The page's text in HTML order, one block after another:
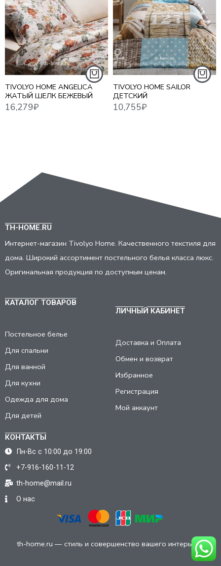
TIVOLYO HOME ANGELICA
ЖАТЫЙ ШЕЛК БЕЖЕВЫЙ
16,279₽
TIVOLYO HOME SAILOR
ДЕТСКИЙ
10,755 ₽
TH-HOME.RU
Интернет-магазин Tivolyo Home. Качественного текстиля для
дома. Широкий ассортимент постельного белья класса люкс.
Оригинальная продукция по доступным ценам.
КАТАЛОГ ТОВАРОВ
Постельное белье
Для спальни
Для ванной
Для кухни
Одежда для дома
Для детей
ЛИЧНЫЙ КАБИНЕТ
Доставка и Оплата
Обмен и возврат
Избранное
Регистрация
Мой аккаунт
КОНТАКТЫ
Пн-Вс с 10:00 до 19:00
+7-916-160-11-12
th-home@mail.ru
О нас
th-home.ru — стиль и совершенство вашего интерьера